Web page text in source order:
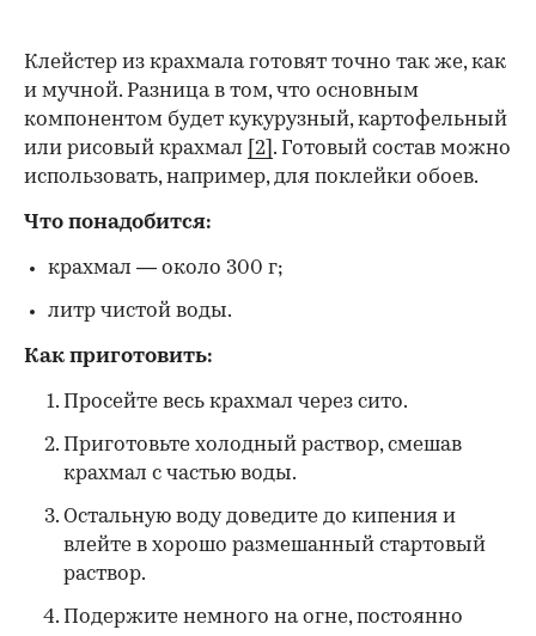
Клейстер из крахмала готовят точно так же, как
и мучной. Разница в том, что основным
компонентом будет кукурузный, картофельный
или рисовый крахмал
[2] . Готовый состав можно
использовать, например, для поклейки обоев.
Что понадобится:
крахмал — около 300 г;
литр чистой воды.
Как приготовить:
Просейте весь крахмал через сито.
Приготовьте холодный раствор, смешав
крахмал с частью воды.
Остальную воду доведите до кипения и
влейте в хорошо размешанный стартовый
раствор.
Подержите немного на огне, постоянно